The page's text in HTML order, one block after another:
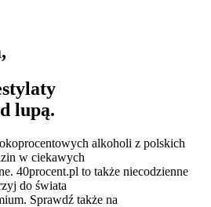
lupą.
alkoholi z polskich
w ciekawych
40procent.pl to także niecodzienne
do świata
Sprawdź także na